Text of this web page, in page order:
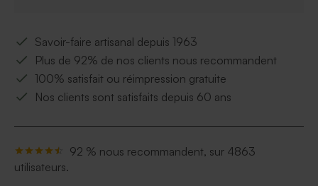
Savoir-faire artisanal depuis 1963
Plus de 92% de nos clients nous recommandent
100% satisfait ou réimpression gratuite
Nos clients sont satisfaits depuis 60 ans
92 % nous recommandent, sur 4863
utilisateurs.